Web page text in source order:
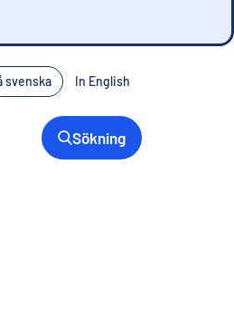
svenska In English
Sökning